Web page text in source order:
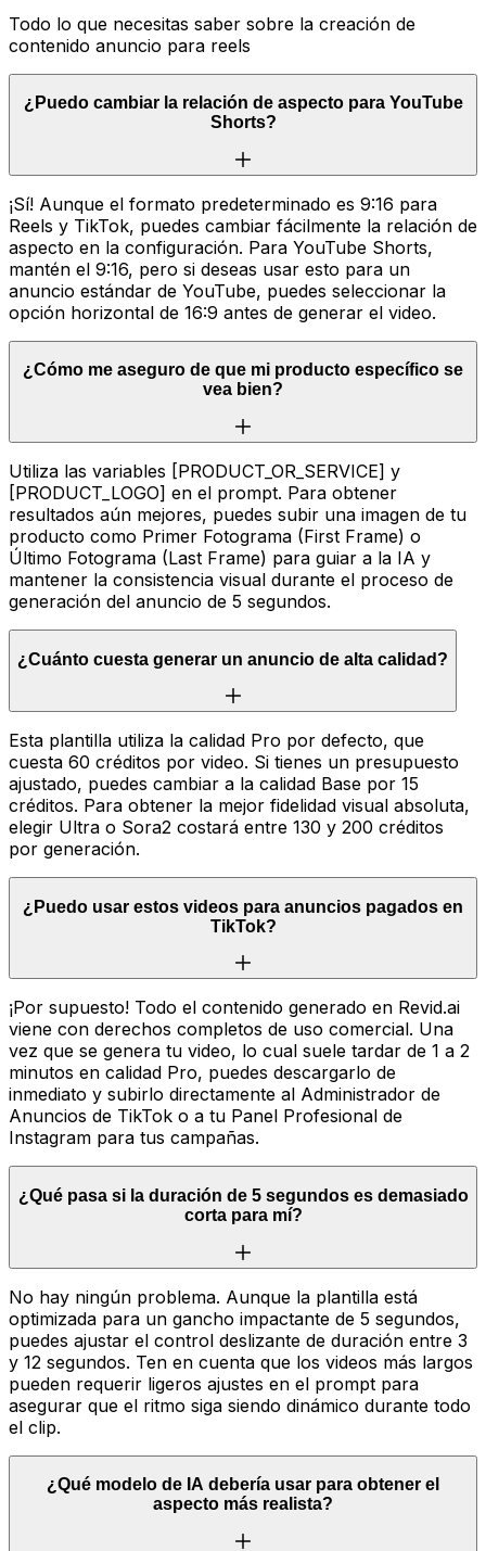
Todo lo que necesitas saber sobre la creación de
contenido anuncio para reels
¿Puedo cambiar la relación de aspecto para YouTube
Shorts?
¡Sí! Aunque el formato predeterminado es 9:16 para
Reels y TikTok, puedes cambiar fácilmente la relación de
aspecto en la configuración. Para YouTube Shorts,
mantén el 9:16, pero si deseas usar esto para un
anuncio estándar de YouTube, puedes seleccionar la
opción horizontal de 16:9 antes de generar el video.
¿Cómo me aseguro de que mi producto específico se
vea bien?
Utiliza las variables [PRODUCT_OR_SERVICE] y
[PRODUCT_LOGO] en el prompt. Para obtener
resultados aún mejores, puedes subir una imagen de tu
producto como Primer Fotograma (First Frame) o
Último Fotograma (Last Frame) para guiar a la IA y
mantener la consistencia visual durante el proceso de
generación del anuncio de 5 segundos.
¿Cuánto cuesta generar un anuncio de alta calidad?
Esta plantilla utiliza la calidad Pro por defecto, que
cuesta 60 créditos por video. Si tienes un presupuesto
ajustado, puedes cambiar a la calidad Base por 15
créditos. Para obtener la mejor fidelidad visual absoluta,
elegir Ultra o Sora2 costará entre 130 y 200 créditos
por generación.
¿Puedo usar estos videos para anuncios pagados en
TikTok?
¡Por supuesto! Todo el contenido generado en Revid.ai
viene con derechos completos de uso comercial. Una
vez que se genera tu video, lo cual suele tardar de 1 a 2
minutos en calidad Pro, puedes descargarlo de
inmediato y subirlo directamente al Administrador de
Anuncios de TikTok o a tu Panel Profesional de
Instagram para tus campañas.
¿Qué pasa si la duración de 5 segundos es demasiado
corta para mí?
No hay ningún problema. Aunque la plantilla está
optimizada para un gancho impactante de 5 segundos,
puedes ajustar el control deslizante de duración entre 3
y 12 segundos. Ten en cuenta que los videos más largos
pueden requerir ligeros ajustes en el prompt para
asegurar que el ritmo siga siendo dinámico durante todo
el clip.
¿Qué modelo de IA debería usar para obtener el
aspecto más realista?